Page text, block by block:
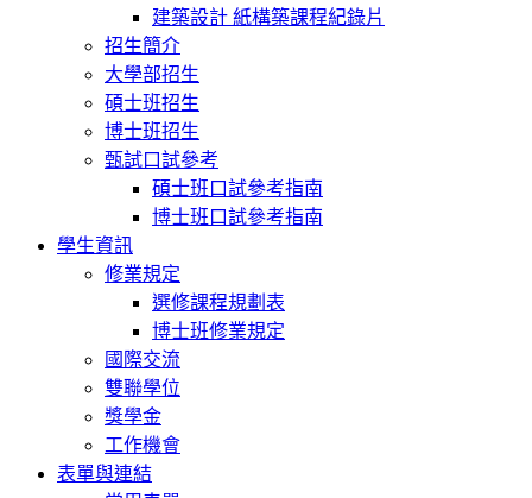
建築設計 紙構築課程紀錄片
招生簡介
大學部招生
碩士班招生
博士班招生
甄試口試參考
碩士班口試參考指南
博士班口試參考指南
學生資訊
修業規定
選修課程規劃表
博士班修業規定
國際交流
雙聯學位
獎學金
工作機會
表單與連結